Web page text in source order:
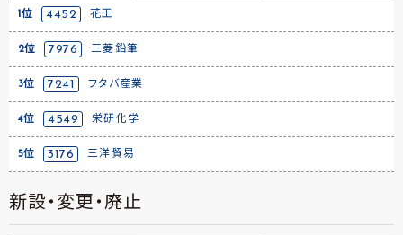
1位 4452 花王
2位 7976 三菱鉛筆
3位 7241 フタバ産業
4位 4549 栄研化学
5位 3176 三洋貿易
新設・変更・廃止